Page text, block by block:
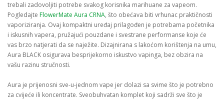
trebali zadovoljiti potrebe svakog korisnika marihuane za vapeom.
Pogledajte FlowerMate Aura CRNA, što obećava biti vrhunac praktičnosti
vaporiziranja. Ovaj kompaktni uređaj prilagođen je potrebama početnika
i iskusnih vapera, pružajući pouzdane i svestrane performanse koje će
vas brzo natjerati da se naježite. Dizajnirana s lakoćom korištenja na umu,
Aura BLACK osigurava besprijekorno iskustvo vapinga, bez obzira na
vašu razinu stručnosti.
Aura je prijenosni sve-u-jednom vape jer dolazi sa svime što je potrebno
za cvijeće ili koncentrate. Sveobuhvatan komplet koji sadrži sve što je